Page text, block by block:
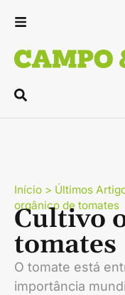
Início > Últimos
orgânico de tomates
Cultivo
tomates
O tomate está
importância